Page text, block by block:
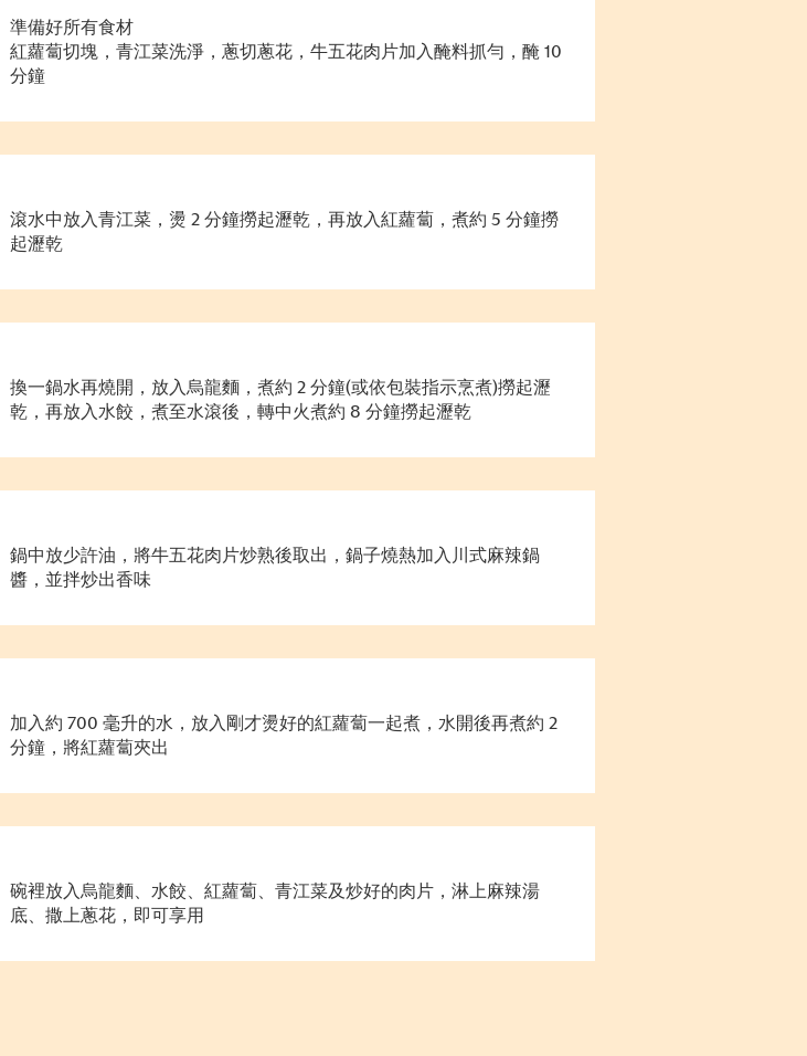
準備好所有食材
紅蘿蔔切塊，青江菜洗淨，蔥切蔥花，牛五花肉片加入醃料抓勻，醃 10
分鐘
滾水中放入青江菜，燙 2 分鐘撈起瀝乾，再放入紅蘿蔔，煮約 5 分鐘撈
起瀝乾
換一鍋水再燒開，放入烏龍麵，煮約 2 分鐘(或依包裝指示烹煮)撈起瀝
乾，再放入水餃，煮至水滾後，轉中火煮約 8 分鐘撈起瀝乾
鍋中放少許油，將牛五花肉片炒熟後取出，鍋子燒熱加入川式麻辣鍋
醬，並拌炒出香味
加入約 700 毫升的水，放入剛才燙好的紅蘿蔔一起煮，水開後再煮約 2
分鐘，將紅蘿蔔夾出
碗裡放入烏龍麵、水餃、紅蘿蔔、青江菜及炒好的肉片，淋上麻辣湯
底、撒上蔥花，即可享用